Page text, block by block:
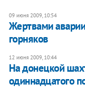
09 июня 2009, 10:54
Жертвами
горняков
12 июня 2009, 10:44
На донецкой
одиннадцатого